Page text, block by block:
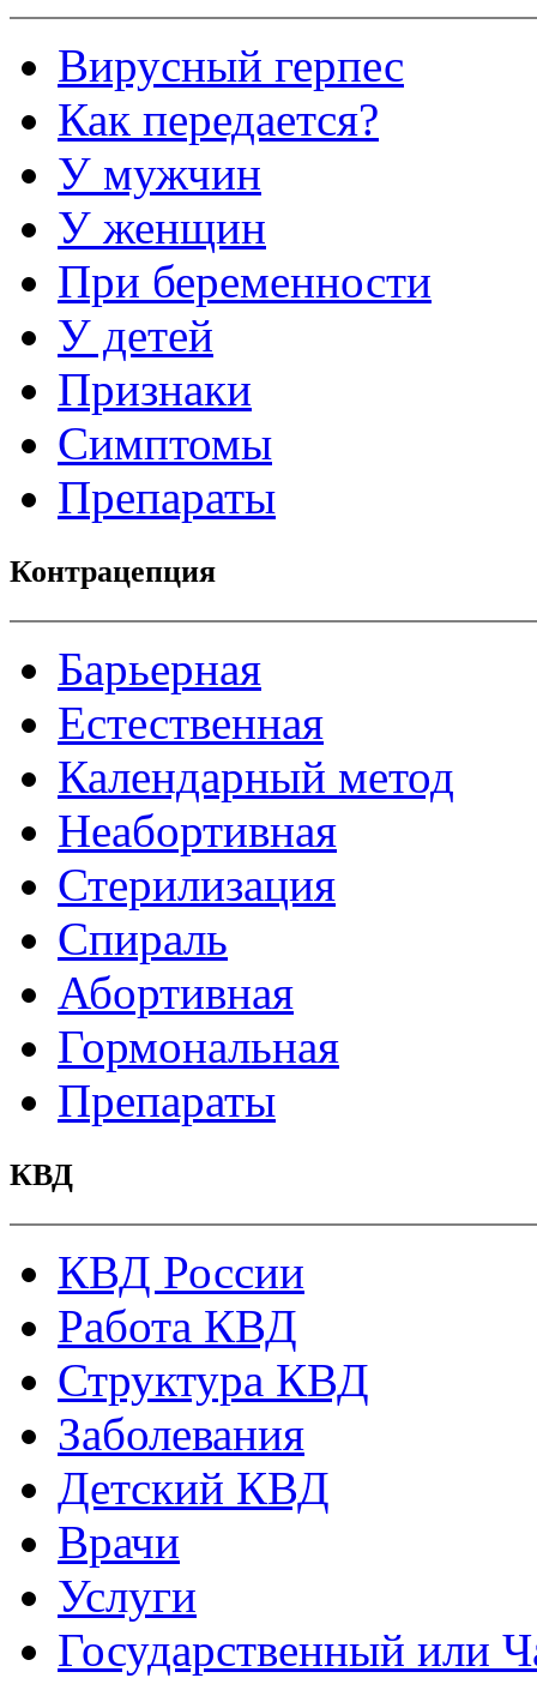
Вирусный герпес
Как передается?
У мужчин
У женщин
При беременности
У детей
Признаки
Симптомы
Препараты
Контрацепция
Барьерная
Естественная
Календарный метод
Неабортивная
Стерилизация
Спираль
Абортивная
Гормональная
Препараты
КВД
КВД России
Работа КВД
Структура КВД
Заболевания
Детский КВД
Врачи
Услуги
Государственный или